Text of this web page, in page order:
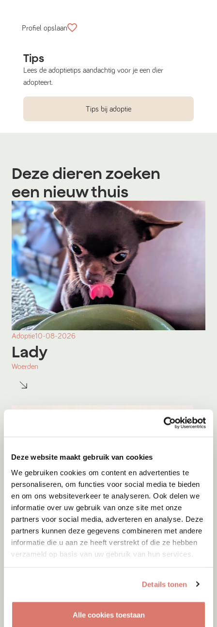
Deze website maakt gebruik van cookies
We gebruiken cookies om content en advertenties te
personaliseren, om functies voor social media te bieden
en om ons websiteverkeer te analyseren. Ook delen we
informatie over uw gebruik van onze site met onze
partners voor social media, adverteren en analyse. Deze
partners kunnen deze gegevens combineren met andere
informatie die u aan ze heeft verstrekt of die ze hebben
verzameld op basis van uw gebruik van hun services.
Details tonen
Alle cookies toestaan
Profiel opslaan
Tips
Lees de adoptietips aandachtig voor je een dier
adopteert.
Tips bij adoptie
Deze dieren zoeken
een nieuw thuis
Adoptie10-08-2026
Lady
Woerden
Adoptie